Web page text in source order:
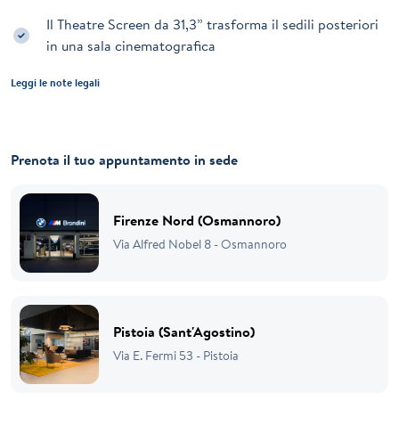
Il Theatre Screen da 31,3” trasforma il sedili posteriori
in una sala cinematografica
Leggi le note legali
Prenota il tuo appuntamento in sede
Firenze Nord (Osmannoro)
Via Alfred Nobel 8 - Osmannoro
Pistoia (Sant'Agostino)
Via E. Fermi 53 - Pistoia